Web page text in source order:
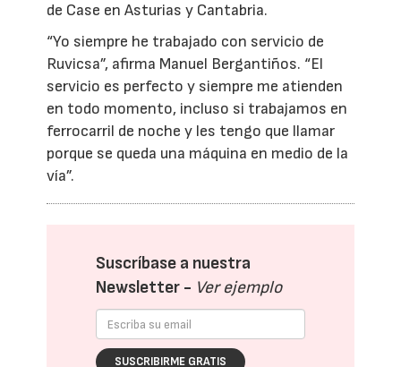
de Case en Asturias y Cantabria.
“Yo siempre he trabajado con servicio de
Ruvicsa”, afirma Manuel Bergantiños. “El
servicio es perfecto y siempre me atienden
en todo momento, incluso si trabajamos en
ferrocarril de noche y les tengo que llamar
porque se queda una máquina en medio de la
vía”.
Suscríbase a nuestra
Newsletter - Ver ejemplo
SUSCRIBIRME GRATIS